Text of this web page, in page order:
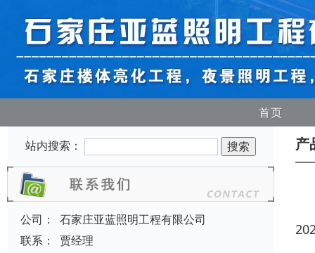
首页
站内搜索：
公司：
石家庄亚蓝照明工程有限公司
联系：
贾经理
产